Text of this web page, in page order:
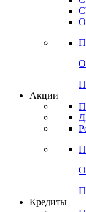
Акции
Кредиты